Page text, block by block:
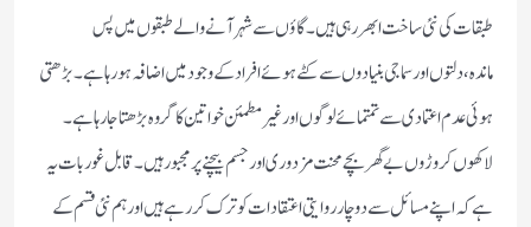
طبقات کی نئی ساخت ابھر رہی ہیں ۔گاؤں سے شہر آنے والے طبقوں میں پس
ماندہ،دلتوں اور سماجی بنیادوں سے کٹے ہوئے افراد کے وجود میں اضافہ ہورہاہے۔بڑھتی
ہوئی عدم اعتمادی سے تمتمائے لوگوں اور غیر مطمئن خواتین کا گروہ بڑھتا جارہاہے۔
لاکھوں کروڑوں بے گھر بچے محنت مزدوری اور جسم بیچنے پر مجبور ہیں۔قابل غور بات یہ
ہے کہ اپنے مسائل سے دوچار روایتی اعتقادات کو ترک کررہے ہیں اور ہم نئی قسم کے